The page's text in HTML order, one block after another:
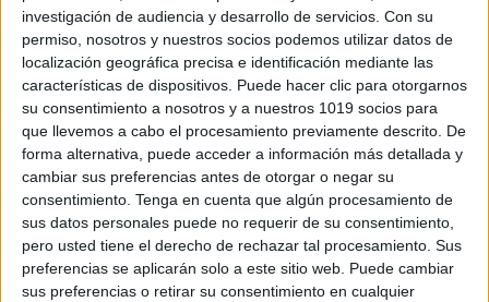
investigación de audiencia y desarrollo de servicios. Con su
permiso, nosotros y nuestros socios podemos utilizar datos de
localización geográfica precisa e identificación mediante las
características de dispositivos. Puede hacer clic para otorgarnos
su consentimiento a nosotros y a nuestros 1019 socios para
que llevemos a cabo el procesamiento previamente descrito. De
forma alternativa, puede acceder a información más detallada y
cambiar sus preferencias antes de otorgar o negar su
consentimiento. Tenga en cuenta que algún procesamiento de
sus datos personales puede no requerir de su consentimiento,
pero usted tiene el derecho de rechazar tal procesamiento. Sus
preferencias se aplicarán solo a este sitio web. Puede cambiar
sus preferencias o retirar su consentimiento en cualquier